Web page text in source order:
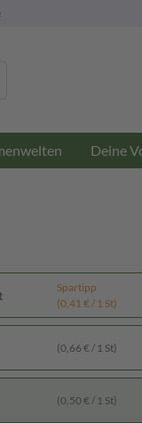
Deine
Spartipp
(0,41 € / 1 St)
(0,66 € / 1 St)
(0,50 € / 1 St)